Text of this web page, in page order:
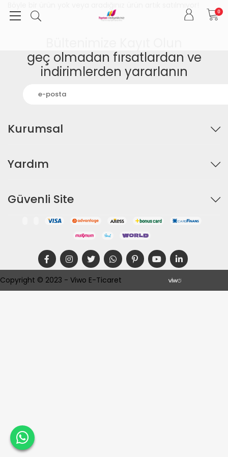
0
geç olmadan fırsatlardan ve
indirimlerden yararlanın
Kurumsal
Yardım
Güvenli Site
Copyright © 2023 - Viwo E-Ticaret